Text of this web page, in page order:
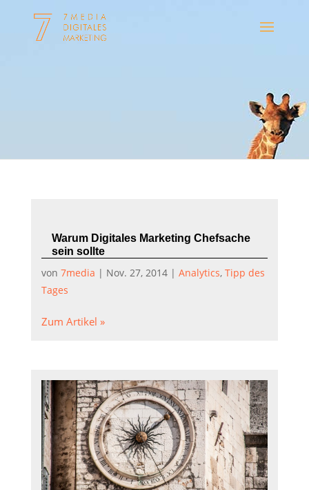
Warum Digitales Marketing Chefsache
sein sollte
von 7media | Nov. 27, 2014| Analytics, Tipp des
Tages
Zum Artikel »